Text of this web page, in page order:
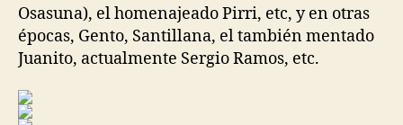
Osasuna), el homenajeado Pirri, etc, y en otras
épocas, Gento, Santillana, el también mentado
Juanito, actualmente Sergio Ramos, etc.